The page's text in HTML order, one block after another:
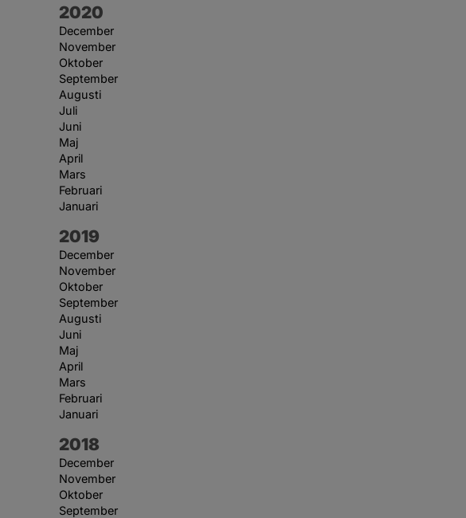
År:
2020
December
November
Oktober
September
Augusti
Juli
Juni
Maj
April
Mars
Februari
Januari
År:
2019
December
November
Oktober
September
Augusti
Juni
Maj
April
Mars
Februari
Januari
År:
2018
December
November
Oktober
September